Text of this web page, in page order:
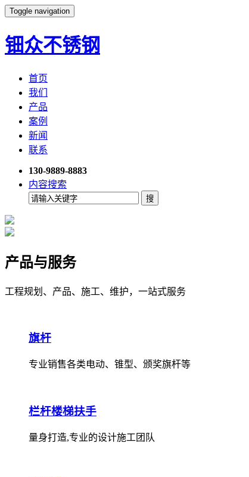
Toggle navigation
钿众不锈钢
首页
我们
产品
案例
新闻
联系
130-9889-8883
内容搜索
产品与服务
工程规划、产品、施工、维护，一站式服务
旗杆
专业销售各类电动、锥型、颁奖旗杆等
栏杆楼梯扶手
量身打造,专业的设计施工团队